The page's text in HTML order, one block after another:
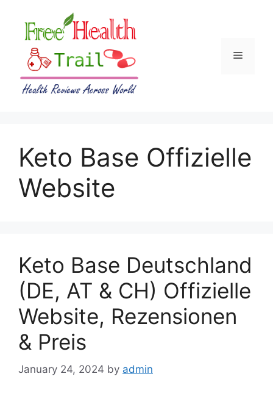
content
Menu
Keto Base Offizielle
Website
Keto Base Deutschland
(DE, AT & CH) Offizielle
Website, Rezensionen
& Preis
January 24, 2024 by admin